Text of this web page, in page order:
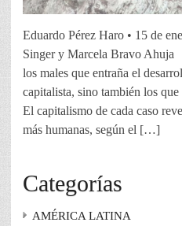
Eduardo Pérez Haro • 15 de
Singer y Marcela Bravo Ahuja
los males que entraña el
capitalista, sino también los
El capitalismo de cada caso
más humanas, según el […]
Categorías
AMÉRICA LATINA